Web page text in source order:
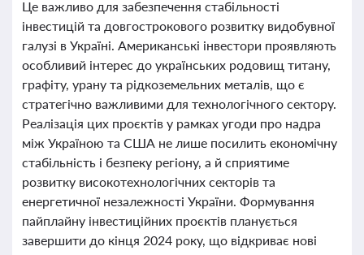
Це важливо для забезпечення стабільності
інвестицій та довгострокового розвитку видобувної
галузі в Україні. Американські інвестори проявляють
особливий інтерес до українських родовищ титану,
графіту, урану та рідкоземельних металів, що є
стратегічно важливими для технологічного сектору.
Реалізація цих проєктів у рамках угоди про надра
між Україною та США не лише посилить економічну
стабільність і безпеку регіону, а й сприятиме
розвитку високотехнологічних секторів та
енергетичної незалежності України. Формування
пайплайну інвестиційних проєктів планується
завершити до кінця 2024 року, що відкриває нові